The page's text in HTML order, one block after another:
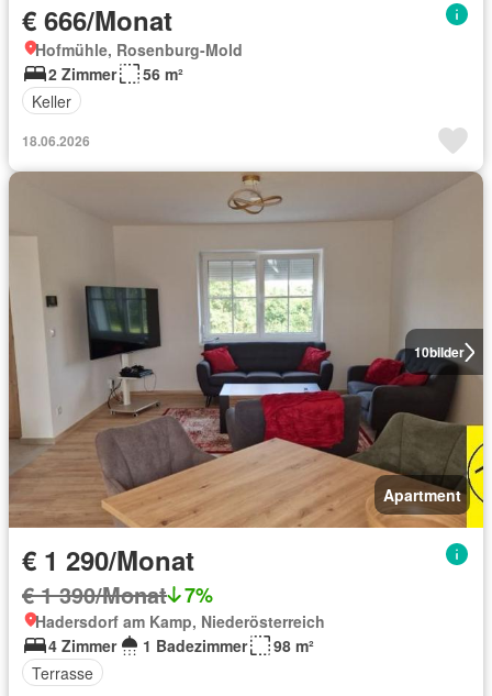
€ 666/Monat
Hofmühle, Rosenburg-Mold
2 Zimmer
56 m²
Keller
18.06.2026
10bilder
Apartment
€ 1 290/Monat
€ 1 390/Monat 7%
Hadersdorf am Kamp, Niederösterreich
4 Zimmer
1 Badezimmer
98 m²
Terrasse